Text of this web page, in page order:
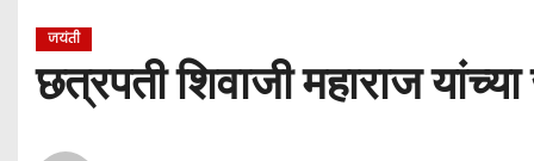
जयंती
छत्रपती शिवाजी महाराज